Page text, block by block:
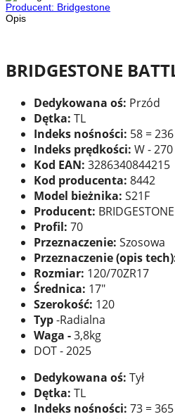
Producent: Bridgestone
Opis
BRIDGESTONE
Dedykowana oś: Przód
Dętka: TL
Indeks nośności: 58 =
Indeks prędkości: W -
Kod EAN: 3286340844215
Kod producenta: 8442
Model bieżnika: S21F
Producent: BRIDGESTONE
Profil: 70
Przeznaczenie: Szosowa
Przeznaczenie (opis
Rozmiar: 120/70ZR17
Średnica: 17"
Szerokość: 120
Typ-Radialna
Waga -3,8kg
DOT - 2025
Dedykowana oś: Tył
Dętka: TL
Indeks nośności: 73 =